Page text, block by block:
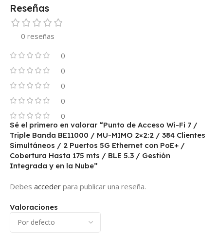
Reseñas
0 reseñas
0
0
0
0
0
Valoraciones
Sé el primero en valorar “Punto de Acceso Wi-Fi 7 /
Triple Banda BE11000 / MU-MIMO 2×2:2 / 384 Clientes
Simultáneos / 2 Puertos 5G Ethernet con PoE+ /
Cobertura Hasta 175 mts / BLE 5.3 / Gestión
Integrada y en la Nube”
Debes acceder para publicar una reseña.